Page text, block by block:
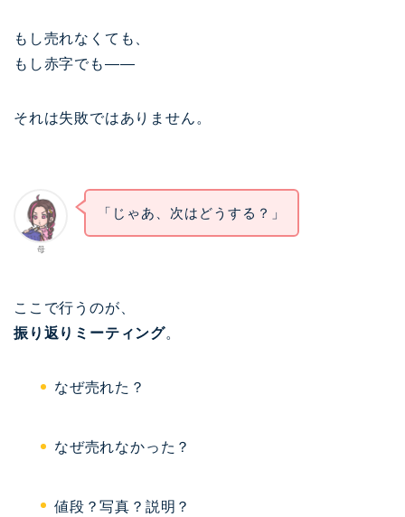
もし売れなくても、
もし赤字でも——
それは失敗ではありません。
母
「じゃあ、次はどうする？」
ここで行うのが、
振り返りミーティング。
なぜ売れた？
なぜ売れなかった？
値段？写真？説明？